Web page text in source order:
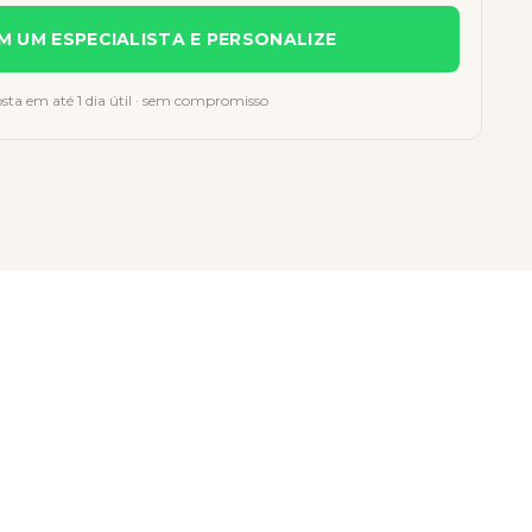
UM ESPECIALISTA E PERSONALIZE
em até 1 dia útil · sem compromisso